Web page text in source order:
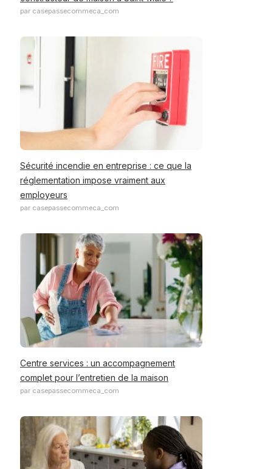
par casepassecommeca_com
Sécurité incendie en entreprise : ce que la
réglementation impose vraiment aux
employeurs
par casepassecommeca_com
Centre services : un accompagnement
complet pour l’entretien de la maison
par casepassecommeca_com